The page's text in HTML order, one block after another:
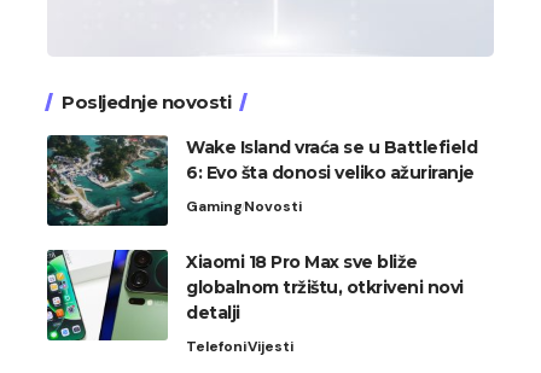
Posljednje novosti
Wake Island vraća se u Battlefield
6: Evo šta donosi veliko ažuriranje
GamingNovosti
Xiaomi 18 Pro Max sve bliže
globalnom tržištu, otkriveni novi
detalji
TelefoniVijesti